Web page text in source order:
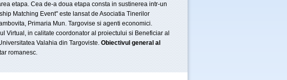
etapa. Cea de-a doua etapa consta in sustinerea intr-un
Matching Event" este lansat de Asociatia Tinerilor
Primaria Mun. Targovise si agenti economici.
Virtual, in calitate coordonator al proiectului si Beneficiar al
Valahia din Targoviste. Obiectivul general al
romanesc.